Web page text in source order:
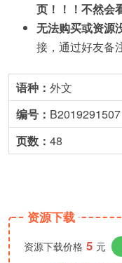
页！！！不然会
无法购买或资源
接，通过好友备
语种： 外文
编号： B2019291507
页数： 48
资源下载
资源下载价格 5 元